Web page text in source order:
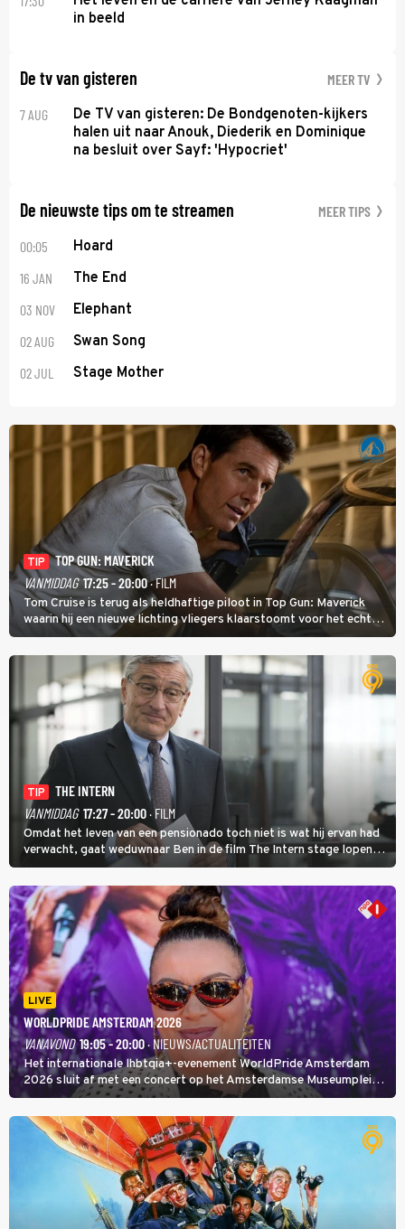
in beeld
De tv van gisteren MEER TV
7 AUG
De TV van gisteren: De Bondgenoten-kijkers
halen uit naar Anouk, Diederik en Dominique
na besluit over Sayf: 'Hypocriet'
De nieuwste tips om te streamen MEER TIPS
00:05 Hoard
16 JAN The End
03 NOV Elephant
02 AUG Swan Song
02 JUL Stage Mother
TIP
TOP GUN: MAVERICK
VANMIDDAG 17:25 - 20:00· FILM
Tom Cruise is terug als heldhaftige piloot in Top Gun: Maverick
waarin hij een nieuwe lichting vliegers klaarstoomt voor het echte
werk.
TIP
THE INTERN
VANMIDDAG 17:27 - 20:00· FILM
Omdat het leven van een pensionado toch niet is wat hij ervan had
verwacht, gaat weduwnaar Ben in de film The Intern stage lopen
bij de hippe webwinkel van Jules, wat een gouden zet blijkt te zijn.
LIVE
WORLDPRIDE AMSTERDAM 2026
VANAVOND 19:05 - 20:00· NIEUWS/ACTUALITEITEN
Het internationale lhbtqia+-evenement WorldPride Amsterdam
2026 sluit af met een concert op het Amsterdamse Museumplein.
Anita Doth is een van de optredende artiesten. In de jaren 90
veroverde ze de wereld als zangeres van 2Unlimited.